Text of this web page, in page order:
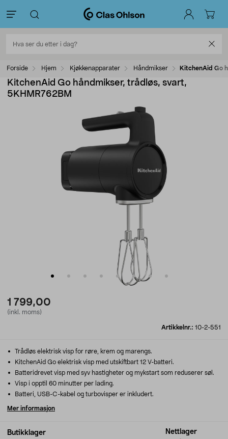
Forside Hjem Kjøkkenapparater Håndmikser KitchenAid Go
KitchenAid Go håndmikser, trådløs, svart,
5KHMR762BM
1 799,00
(inkl. moms)
Artikkelnr.: 10-2-551
Butikklager Nettlager
Trådløs elektrisk visp for røre, krem og marengs.
KitchenAid Go elektrisk visp med utskiftbart 12 V-batteri.
Batteridrevet visp med syv hastigheter og mykstart som reduserer søl.
Visp i opptil 60 minutter per lading.
Batteri, USB-C-kabel og turbovisper er inkludert.
Mer informasjon